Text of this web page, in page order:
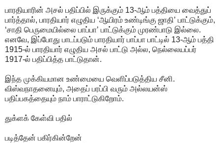
பாரதியாரின் அசல் பதிப்பில் இருக்கும் 13-ஆம் பத்தியை வைத்துப்
பார்த்தால், பாரதியார் எழுதிய ‘ஆயிரம் உண்டிங்கு ஜாதி’ பாட்டுக்கும்,
‘சாதி பெருமையில்லை பாப்பா’ பாட்டுக்கும் முரண்பாடு இல்லை.
எனவே, இப்போது பாடப்படும் பாரதியார் பாப்பா பாட்டில் 13-ஆம் பத்தி
1915-ல் பாரதியார் எழுதிய அசல் பாட்டு அல்ல, நெல்லையப்பர்
1917-ல் பதிப்பித்த பாட்டுதான்.
இந்த முக்கியமான உண்மையை வெளிப்படுத்திய சீனி.
விஸ்வநாதனையும், அதைப் பரப்பி வரும் அல்லயன்ஸ்
பதிப்பகத்தையும் நாம் பாராட்டுகிறோம்.
துக்ளக் கேள்வி பதில்
படித்தேன் பகிர்கின்றேன்